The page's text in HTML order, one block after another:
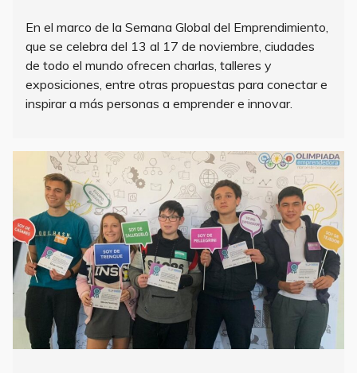
En el marco de la Semana Global del Emprendimiento,
que se celebra del 13 al 17 de noviembre, ciudades
de todo el mundo ofrecen charlas, talleres y
exposiciones, entre otras propuestas para conectar e
inspirar a más personas a emprender e innovar.